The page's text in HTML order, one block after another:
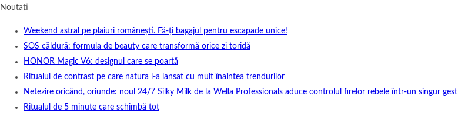
Noutati
Weekend astral pe plaiuri românești. Fă-ți bagajul pentru escapade unice!
SOS căldură: formula de beauty care transformă orice zi toridă
HONOR Magic V6: designul care se poartă
Ritualul de contrast pe care natura l-a lansat cu mult înaintea trendurilor
Netezire oricând, oriunde: noul 24/7 Silky Milk de la Wella Professionals aduce controlul firelor rebele într-un singur gest
Ritualul de 5 minute care schimbă tot